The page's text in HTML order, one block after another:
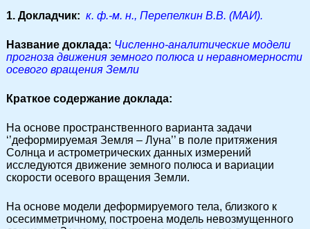
1. Докладчик: к. ф.-м. н., Перепелкин В.В. (МАИ).
Название доклада: Численно-аналитические модели
прогноза движения земного полюса и неравномерности
осевого вращения Земли
Краткое содержание доклада:
На основе пространственного варианта задачи
‘’деформируемая Земля – Луна’’ в поле притяжения
Солнца и астрометрических данных измерений
исследуются движение земного полюса и вариации
скорости осевого вращения Земли.
На основе модели деформируемого тела, близкого к
осесимметричному, построена модель невозмущенного